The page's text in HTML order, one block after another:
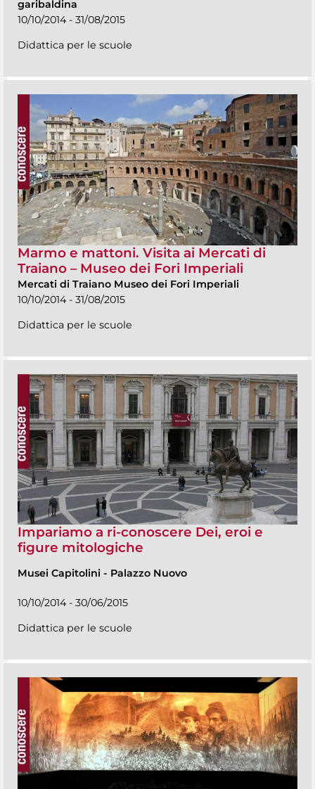
garibaldina
10/10/2014 - 31/08/2015
Didattica per le scuole
Marmo e mattoni. Visita ai Mercati di
Traiano – Museo dei Fori Imperiali
Mercati di Traiano Museo dei Fori Imperiali
10/10/2014 - 31/08/2015
Didattica per le scuole
Impariamo a ri-conoscere Dei, eroi e
figure mitologiche
Musei Capitolini - Palazzo Nuovo
10/10/2014 - 30/06/2015
Didattica per le scuole